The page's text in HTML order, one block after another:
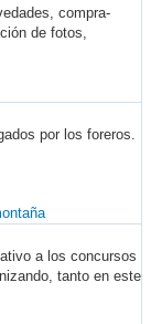
compra-
de fotos,
por los foreros.
a los concursos
tanto en este